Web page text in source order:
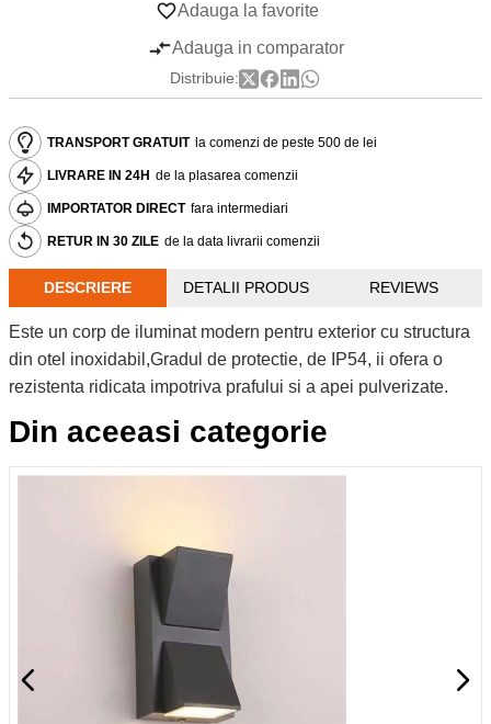
Adauga la favorite
Adauga in comparator
Distribuie:
TRANSPORT GRATUIT la comenzi de peste 500 de lei
LIVRARE IN 24H de la plasarea comenzii
IMPORTATOR DIRECT fara intermediari
RETUR IN 30 ZILE de la data livrarii comenzii
DESCRIERE DETALII PRODUS REVIEWS
Este un corp de iluminat modern pentru exterior cu structura
din otel inoxidabil,Gradul de protectie, de IP54, ii ofera o
rezistenta ridicata impotriva prafului si a apei pulverizate.
Din aceeasi categorie